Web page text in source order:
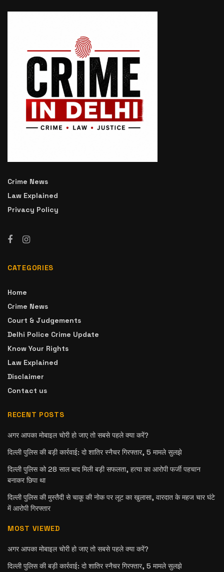
Crime News
Law Explained
Privacy Policy
CATEGORIES
Home
Crime News
Court & Judgements
Delhi Police Crime Update
Know Your Rights
Law Explained
Disclaimer
Contact us
RECENT POSTS
अगर आपका मोबाइल चोरी हो जाए तो सबसे पहले क्या करें?
दिल्ली पुलिस की बड़ी कार्रवाई: दो शातिर स्नैचर गिरफ्तार, 5 मामले सुलझे
दिल्ली पुलिस को 28 साल बाद मिली बड़ी सफलता, हत्या का आरोपी फर्जी पहचान
बनाकर छिपा था
दिल्ली पुलिस की मुस्तैदी से चाकू की नोक पर लूट का खुलासा, वारदात के महज चार घंटे
में आरोपी गिरफ्तार
MOST VIEWED
अगर आपका मोबाइल चोरी हो जाए तो सबसे पहले क्या करें?
दिल्ली पुलिस की बड़ी कार्रवाई: दो शातिर स्नैचर गिरफ्तार, 5 मामले सुलझे